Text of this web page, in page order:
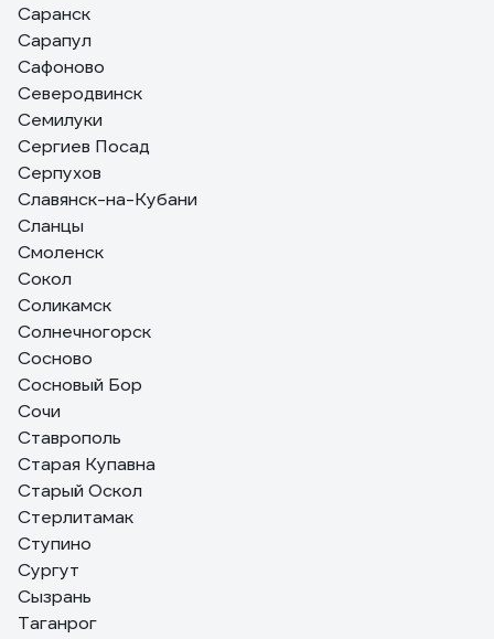
Саранск
Сарапул
Сафоново
Северодвинск
Семилуки
Сергиев Посад
Серпухов
Славянск-на-Кубани
Сланцы
Смоленск
Сокол
Соликамск
Солнечногорск
Сосново
Сосновый Бор
Сочи
Ставрополь
Старая Купавна
Старый Оскол
Стерлитамак
Ступино
Сургут
Сызрань
Таганрог